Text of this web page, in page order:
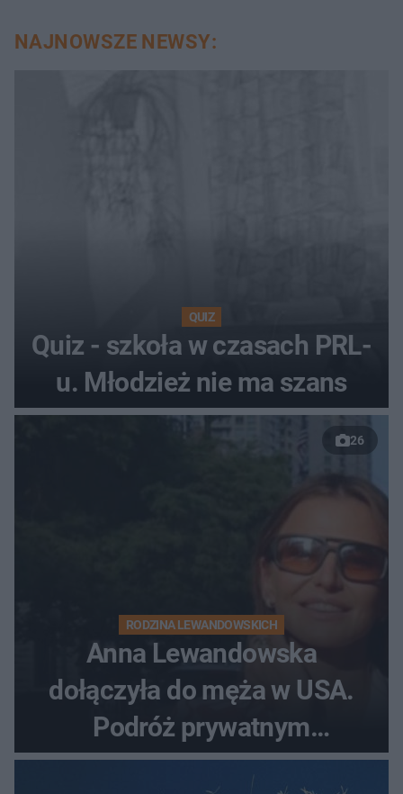
NAJNOWSZE NEWSY:
QUIZ
Quiz - szkoła w czasach PRL-
u. Młodzież nie ma szans
26
RODZINA LEWANDOWSKICH
Anna Lewandowska
dołączyła do męża w USA.
Podróż prywatnym
odrzutowcem to dopiero